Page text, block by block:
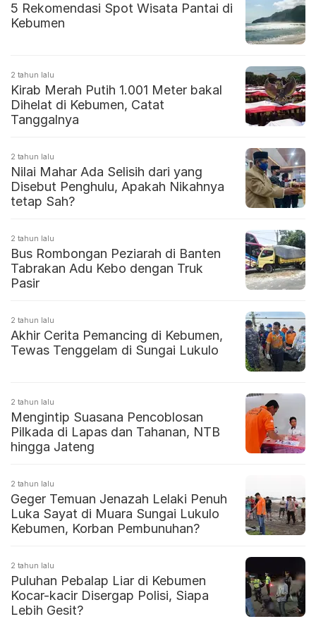
5 Rekomendasi Spot Wisata Pantai di
Kebumen
2 tahun lalu
Kirab Merah Putih 1.001 Meter bakal
Dihelat di Kebumen, Catat
Tanggalnya
2 tahun lalu
Nilai Mahar Ada Selisih dari yang
Disebut Penghulu, Apakah Nikahnya
tetap Sah?
2 tahun lalu
Bus Rombongan Peziarah di Banten
Tabrakan Adu Kebo dengan Truk
Pasir
2 tahun lalu
Akhir Cerita Pemancing di Kebumen,
Tewas Tenggelam di Sungai Lukulo
2 tahun lalu
Mengintip Suasana Pencoblosan
Pilkada di Lapas dan Tahanan, NTB
hingga Jateng
2 tahun lalu
Geger Temuan Jenazah Lelaki Penuh
Luka Sayat di Muara Sungai Lukulo
Kebumen, Korban Pembunuhan?
2 tahun lalu
Puluhan Pebalap Liar di Kebumen
Kocar-kacir Disergap Polisi, Siapa
Lebih Gesit?